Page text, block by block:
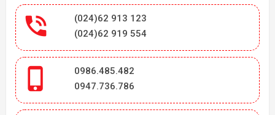

(024)62 913 123
(024)62 919 554

0986.485.482
0947.736.786